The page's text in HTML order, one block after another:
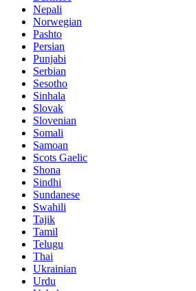
Nepali
Norwegian
Pashto
Persian
Punjabi
Serbian
Sesotho
Sinhala
Slovak
Slovenian
Somali
Samoan
Scots Gaelic
Shona
Sindhi
Sundanese
Swahili
Tajik
Tamil
Telugu
Thai
Ukrainian
Urdu